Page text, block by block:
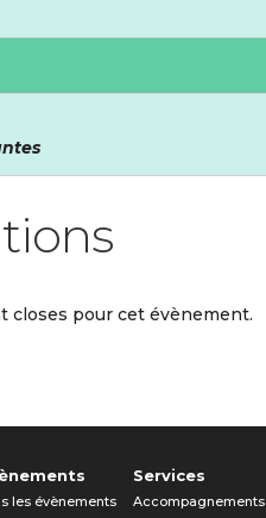
closes pour cet évènement.
les évènements
Services
Accompagnements